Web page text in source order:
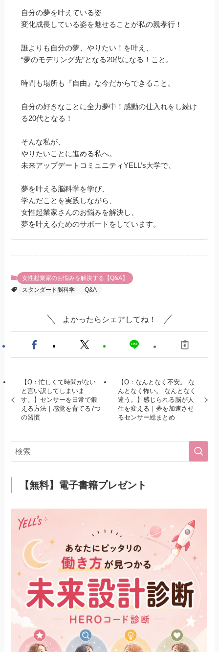
自分の夢を叶えている姿
変化成長している姿を魅せることが私の親孝行！
誰よりも自分の夢、やりたい！を叶え、
“夢のモデリング先”となる20代になる！こと。
時間も場所も『自由』な今だからできること。
自分の好きなことに全力夢中！感動の仕入れをし続け
る20代となる！
そんな私が、
やりたいことに進める私へ。
未来アップデートコミュニティYELL’s大学で、
夢を叶える脳科学を学び、
学んだことを実践しながら、
女性起業家さんのお悩みを解決し、
夢を叶えるためのサポートをしています。
女性起業家のお悩みを解決する【Q&A】
スタンダード脳科学
Q&A
よかったらシェアしてね！
【Q：忙しくて時間がない
と言い訳してしまいま
す。】センサーを日常で鍛
える方法｜感覚を育てる7つ
の習慣
【Q：なんとなく不安。 な
んとなく怖い。 なんとなく
違う。】感じられる脳が人
生を変える｜夢を加速させ
るセンサー総まとめ
【無料】電子書籍プレゼント